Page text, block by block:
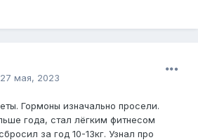
27 мая, 2023
Гормоны изначально просели.
года, стал лёгким фитнесом
за год 10-13кг. Узнал про